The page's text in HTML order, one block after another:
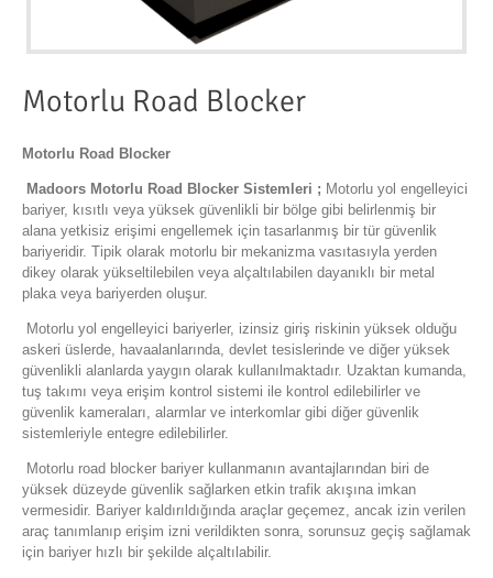
Motorlu Road Blocker
Motorlu Road Blocker
Madoors Motorlu Road Blocker Sistemleri ; Motorlu yol engelleyici
bariyer, kısıtlı veya yüksek güvenlikli bir bölge gibi belirlenmiş bir
alana yetkisiz erişimi engellemek için tasarlanmış bir tür güvenlik
bariyeridir. Tipik olarak motorlu bir mekanizma vasıtasıyla yerden
dikey olarak yükseltilebilen veya alçaltılabilen dayanıklı bir metal
plaka veya bariyerden oluşur.
Motorlu yol engelleyici bariyerler, izinsiz giriş riskinin yüksek olduğu
askeri üslerde, havaalanlarında, devlet tesislerinde ve diğer yüksek
güvenlikli alanlarda yaygın olarak kullanılmaktadır. Uzaktan kumanda,
tuş takımı veya erişim kontrol sistemi ile kontrol edilebilirler ve
güvenlik kameraları, alarmlar ve interkomlar gibi diğer güvenlik
sistemleriyle entegre edilebilirler.
Motorlu road blocker bariyer kullanmanın avantajlarından biri de
yüksek düzeyde güvenlik sağlarken etkin trafik akışına imkan
vermesidir. Bariyer kaldırıldığında araçlar geçemez, ancak izin verilen
araç tanımlanıp erişim izni verildikten sonra, sorunsuz geçiş sağlamak
için bariyer hızlı bir şekilde alçaltılabilir.